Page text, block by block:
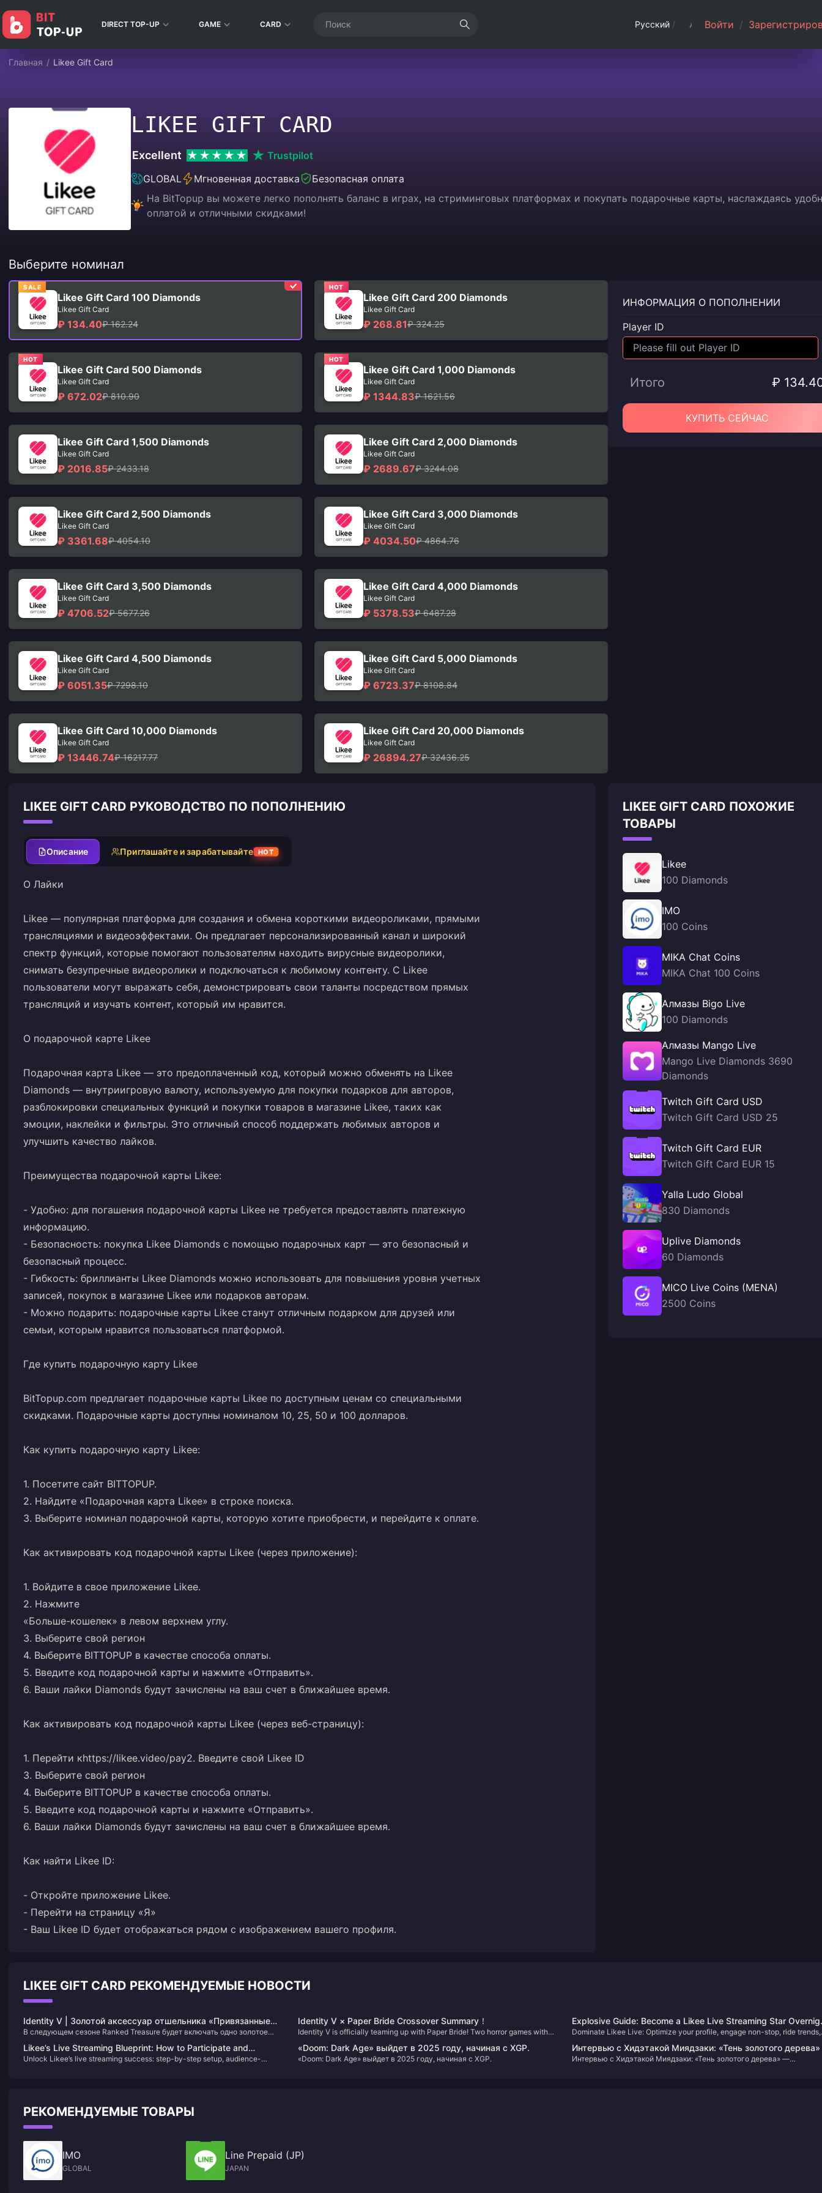
DIRECT TOP-UP GAME CARD Русский / Войти /
Главная / Likee Gift Card
LIKEE GIFT CARD
Excellent
Trustpilot
GLOBAL
Мгновенная доставка
Безопасная оплата
На BitTopup вы можете легко пополнять баланс в играх, на стриминговых платформах и покупать подарочные карты, наслаждаясь
оплатой и отличными скидками!
Выберите номинал
SALE
Likee Gift Card 100 Diamonds
Likee Gift Card
₽ 134.40₽ 162.24
HOT
Likee Gift Card 200 Diamonds
Likee Gift Card
₽ 268.81₽ 324.25
HOT
Likee Gift Card 500 Diamonds
Likee Gift Card
₽ 672.02₽ 810.90
HOT
Likee Gift Card 1,000 Diamonds
Likee Gift Card
₽ 1344.83₽ 1621.56
Likee Gift Card 1,500 Diamonds
Likee Gift Card
₽ 2016.85₽ 2433.18
Likee Gift Card 2,000 Diamonds
Likee Gift Card
₽ 2689.67₽ 3244.08
Likee Gift Card 2,500 Diamonds
Likee Gift Card
₽ 3361.68₽ 4054.10
Likee Gift Card 3,000 Diamonds
Likee Gift Card
₽ 4034.50₽ 4864.76
Likee Gift Card 3,500 Diamonds
Likee Gift Card
₽ 4706.52₽ 5677.26
Likee Gift Card 4,000 Diamonds
Likee Gift Card
₽ 5378.53₽ 6487.28
Likee Gift Card 4,500 Diamonds
Likee Gift Card
₽ 6051.35₽ 7298.10
Likee Gift Card 5,000 Diamonds
Likee Gift Card
₽ 6723.37₽ 8108.84
Likee Gift Card 10,000 Diamonds
Likee Gift Card
₽ 13446.74₽ 16217.77
Likee Gift Card 20,000 Diamonds
Likee Gift Card
₽ 26894.27₽ 32436.25
ИНФОРМАЦИЯ О ПОПОЛНЕНИИ
Player ID
Итого ₽
КУПИТЬ СЕЙЧАС
LIKEE GIFT CARD РУКОВОДСТВО ПО ПОПОЛНЕНИЮ
Описание Приглашайте и зарабатывайте HOT
О Лайки
Likee — популярная платформа для создания и обмена короткими видеороликами, прямыми
трансляциями и видеоэффектами. Он предлагает персонализированный канал и широкий
спектр функций, которые помогают пользователям находить вирусные видеоролики,
снимать безупречные видеоролики и подключаться к любимому контенту. С Likee
пользователи могут выражать себя, демонстрировать свои таланты посредством прямых
трансляций и изучать контент, который им нравится.
О подарочной карте Likee
Подарочная карта Likee — это предоплаченный код, который можно обменять на Likee
Diamonds — внутриигровую валюту, используемую для покупки подарков для авторов,
разблокировки специальных функций и покупки товаров в магазине Likee, таких как
эмоции, наклейки и фильтры. Это отличный способ поддержать любимых авторов и
улучшить качество лайков.
Преимущества подарочной карты Likee:
- Удобно: для погашения подарочной карты Likee не требуется предоставлять платежную
информацию.
- Безопасность: покупка Likee Diamonds с помощью подарочных карт — это безопасный и
безопасный процесс.
- Гибкость: бриллианты Likee Diamonds можно использовать для повышения уровня учетных
записей, покупок в магазине Likee или подарков авторам.
- Можно подарить: подарочные карты Likee станут отличным подарком для друзей или
семьи, которым нравится пользоваться платформой.
Где купить подарочную карту Likee
BitTopup.com предлагает подарочные карты Likee по доступным ценам со специальными
скидками. Подарочные карты доступны номиналом 10, 25, 50 и 100 долларов.
Как купить подарочную карту Likee:
1. Посетите сайт BITTOPUP.
2. Найдите «Подарочная карта Likee» в строке поиска.
3. Выберите номинал подарочной карты, которую хотите приобрести, и перейдите к оплате.
Как активировать код подарочной карты Likee (через приложение):
1. Войдите в свое приложение Likee.
2. Нажмите
«Больше-кошелек» в левом верхнем углу.
3. Выберите свой регион
4. Выберите BITTOPUP в качестве способа оплаты.
5. Введите код подарочной карты и нажмите «Отправить».
6. Ваши лайки Diamonds будут зачислены на ваш счет в ближайшее время.
Как активировать код подарочной карты Likee (через веб-страницу):
1. Перейти кhttps://likee.video/pay2. Введите свой Likee ID
3. Выберите свой регион
4. Выберите BITTOPUP в качестве способа оплаты.
5. Введите код подарочной карты и нажмите «Отправить».
6. Ваши лайки Diamonds будут зачислены на ваш счет в ближайшее время.
Как найти Likee ID:
- Откройте приложение Likee.
- Перейти на страницу «Я»
- Ваш Likee ID будет отображаться рядом с изображением вашего профиля.
LIKEE GIFT CARD ПОХОЖИЕ
ТОВАРЫ
Likee
100 Diamonds
IMO
100 Coins
MIKA Chat Coins
MIKA Chat 100 Coins
Алмазы Bigo Live
100 Diamonds
Алмазы Mango Live
Mango Live Diamonds 3690
Diamonds
Twitch Gift Card USD
Twitch Gift Card USD 25
Twitch Gift Card EUR
Twitch Gift Card EUR 15
Yalla Ludo Global
830 Diamonds
Uplive Diamonds
60 Diamonds
MICO Live Coins (MENA)
2500 Coins
LIKEE GIFT CARD РЕКОМЕНДУЕМЫЕ НОВОСТИ
Identity V | Золотой аксессуар отшельника «Привязанные
крылья» приносит огромное удовольствие — теперь он
ледяной принц!
В следующем сезоне Ranked Treasure будет включать одно золотое
украшение, которое имеет специальные эффекты при атаке, шагах,
линиях соединения и воскрешении!
Identity V × Paper Bride Crossover Summary！
Identity V is officially teaming up with Paper Bride! Two horror games with
Explosive Guide: Become a Likee Live Streaming Star
with Simple and Direct Techniques!
Dominate Likee Live: Optimize your profile, engage non-stop, ride trends,
Likee’s Live Streaming Blueprint: How to Participate and
Become a High-Earning Creator
Unlock Likee’s live streaming success: step-by-step setup, audience-
«Doom: Dark Age» выйдет в 2025 году, начиная с XGP.
«Doom: Dark Age» выйдет в 2025 году, начиная с XGP.
Интервью с Хидэтакой Миядзаки: «Тень золотого
крупнейшее DLC в прошлом, и работа по разработке еще
Интервью с Хидэтакой Миядзаки: «Тень золотого дерева» —
РЕКОМЕНДУЕМЫЕ ТОВАРЫ
IMO
GLOBAL
Line Prepaid (JP)
JAPAN